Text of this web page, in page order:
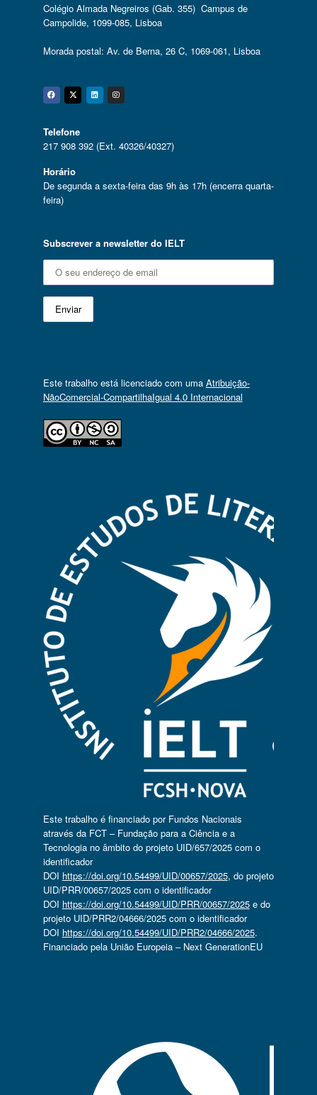
Colégio Almada Negreiros (Gab. 355) Campus de
Campolide, 1099-085, Lisboa
Morada postal: Av. de Berna, 26 C, 1069-061, Lisboa
Facebook
Twitter
Linkedin
Instagram
Telefone
217 908 392 (Ext. 40326/40327)
Horário
De segunda a sexta-feira das 9h às 17h (encerra quarta-
feira)
Subscrever a newsletter do IELT
Este trabalho está licenciado com uma Atribuição-
NãoComercial-CompartilhaIgual 4.0 Internacional
Este trabalho é financiado por Fundos Nacionais
através da FCT – Fundação para a Ciência e a
Tecnologia no âmbito do projeto UID/657/2025 com o
identificador
DOI https://doi.org/10.54499/UID/00657/2025, do projeto
UID/PRR/00657/2025 com o identificador
DOI https://doi.org/10.54499/UID/PRR/00657/2025e do
projeto UID/PRR2/04666/2025 com o identificador
DOI https://doi.org/10.54499/UID/PRR2/04666/2025.
Financiado pela União Europeia – Next GenerationEU